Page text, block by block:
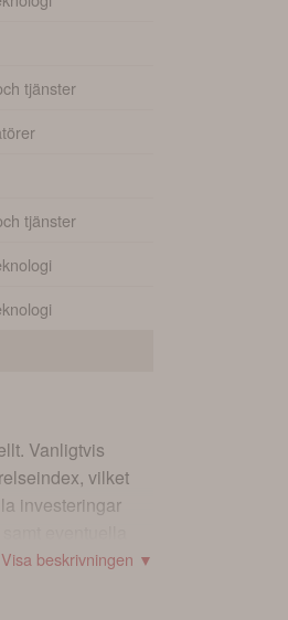
tjänster
tjänster
Vanligtvis
vilket
investeringar
har en
Visa beskrivningen ▼